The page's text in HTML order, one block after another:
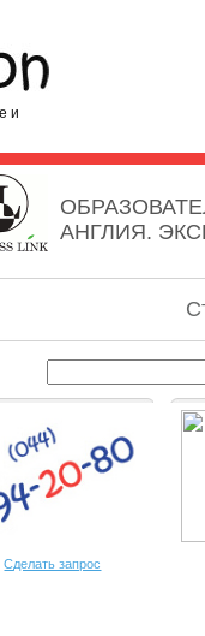
и
АНГЛИЯ.
Сделать запрос